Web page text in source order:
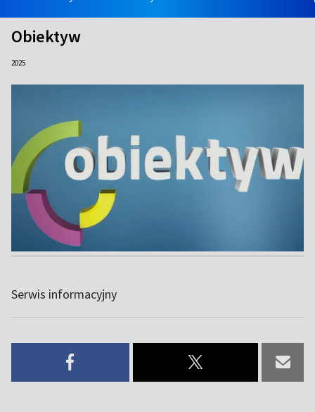
Obiektyw
2025
Serwis informacyjny